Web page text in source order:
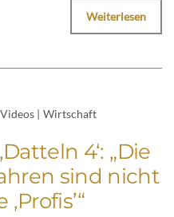
Weiterlesen
Videos | Wirtschaft
4‘: „Die
sind nicht